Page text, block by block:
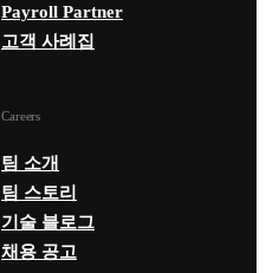
Payroll Partner
고객 사례집
Careers
팀 소개
팀 스토리
기술 블로그
채용 공고